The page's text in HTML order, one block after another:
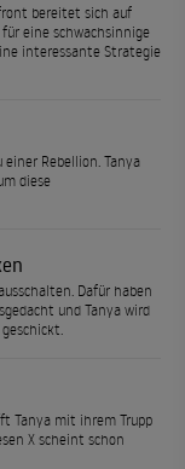
bereitet sich auf
eine schwachsinnige
interessante Strategie
Rebellion. Tanya
diese
Dafür haben
und Tanya wird
Tanya mit ihrem Trupp
X scheint schon